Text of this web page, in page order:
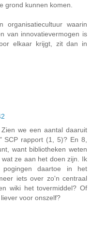
grond kunnen komen.
organisatiecultuur waarin
van innovatievermogen is
elkaar krijgt, zit dan in
we een aantal daaruit
SCP rapport (1, 5)? En 8,
want bibliotheken weten
ze aan het doen zijn. Ik
pogingen daartoe in het
iets over zo'n centraal
wiki het tovermiddel? Of
voor onszelf?